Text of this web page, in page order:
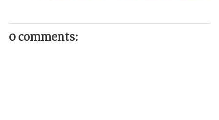
0 comments: